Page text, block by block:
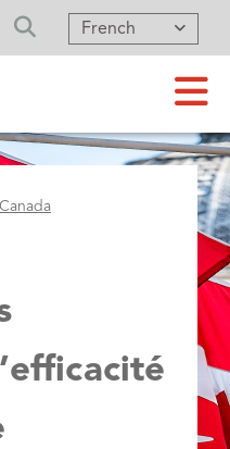
FA-SEARCH
French